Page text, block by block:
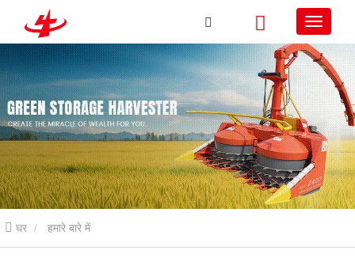
घर हमारे बारे में